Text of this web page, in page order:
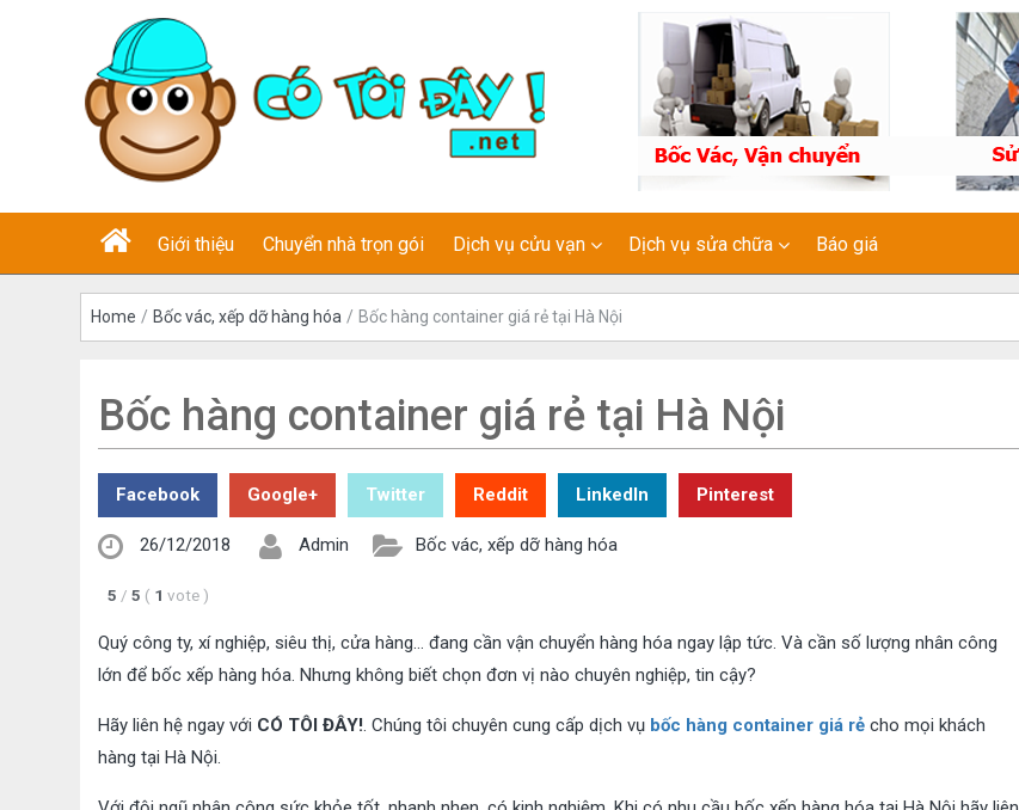
Giới thiệu Chuyển nhà trọn gói Dịch vụ cửu vạn Dịch vụ sửa chữa Báo giá
Home / Bốc vác, xếp dỡ hàng hóa / Bốc hàng container giá rẻ tại Hà Nội
Bốc hàng container giá rẻ tại Hà Nội
Facebook Google+ Twitter Reddit LinkedIn Pinterest
26/12/2018 Admin Bốc vác, xếp dỡ hàng hóa
5 / 5 ( 1 vote )
Quý công ty, xí nghiệp, siêu thị, cửa hàng… đang cần vận chuyển hàng hóa ngay lập tức. Và cần số lượng nhân công
lớn để bốc xếp hàng hóa. Nhưng không biết chọn đơn vị nào chuyên nghiệp, tin cậy?
Hãy liên hệ ngay với CÓ TÔI ĐÂY!. Chúng tôi chuyên cung cấp dịch vụ bốc hàng container giá rẻ cho mọi khách
hàng tại Hà Nội.